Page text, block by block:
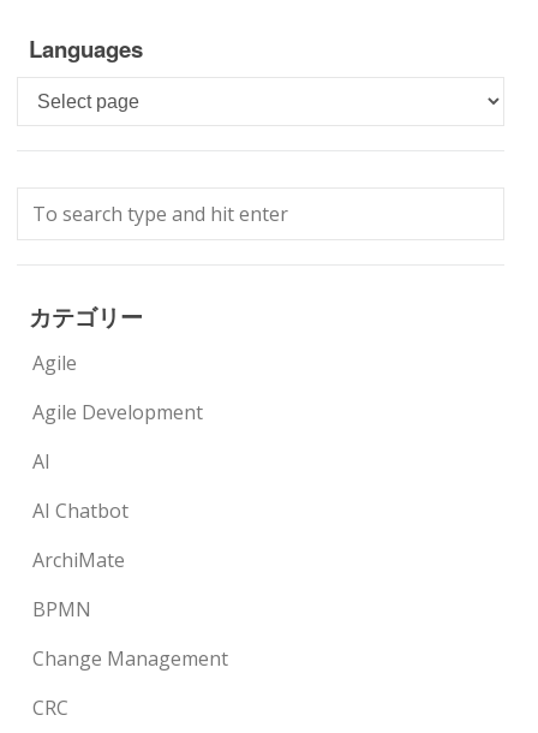
Languages
Languages
カテゴリー
Agile
Agile Development
AI
AI Chatbot
ArchiMate
BPMN
Change Management
CRC